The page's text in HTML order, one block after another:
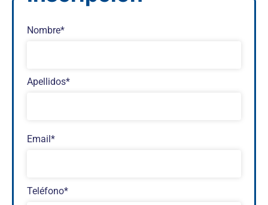
Nombre*
Apellidos*
Email*
Teléfono*